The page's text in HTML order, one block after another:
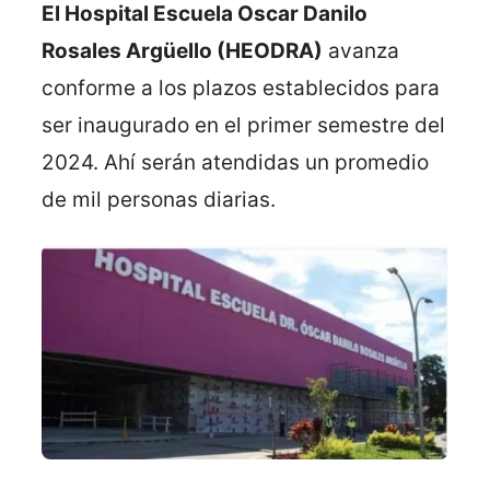
El Hospital Escuela Oscar Danilo
Rosales Argüello (HEODRA) avanza
conforme a los plazos establecidos para
ser inaugurado en el primer semestre del
2024. Ahí serán atendidas un promedio
de mil personas diarias.